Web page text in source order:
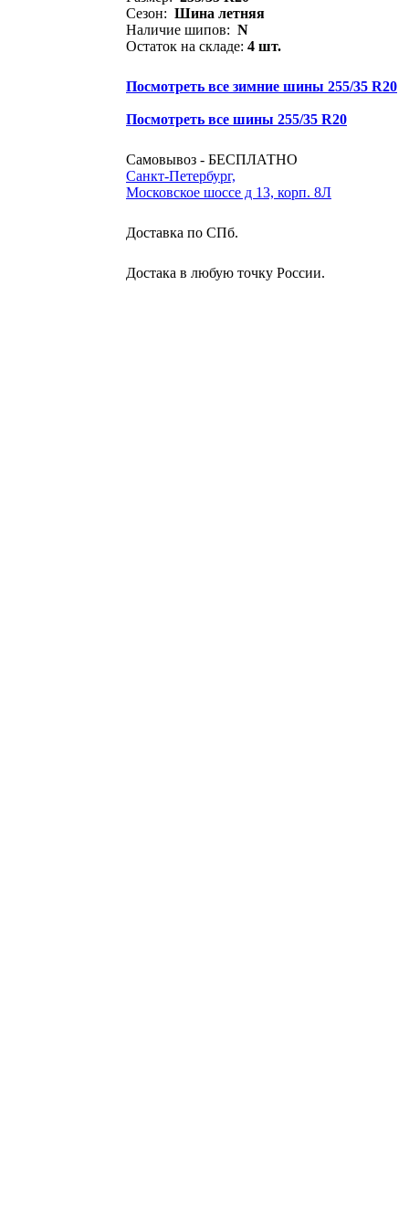
Сезон: Шина летняя
Наличие шипов: N
Остаток на складе: 4 шт.
Посмотреть все зимние шины 255/35 R20
Посмотреть все шины 255/35 R20
Самовывоз - БЕСПЛАТНО
Санкт-Петербург,
Московское шоссе д 13, корп. 8Л
Доставка по СПб.
Достака в любую точку России.